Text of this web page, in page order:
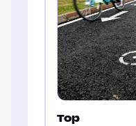
Top